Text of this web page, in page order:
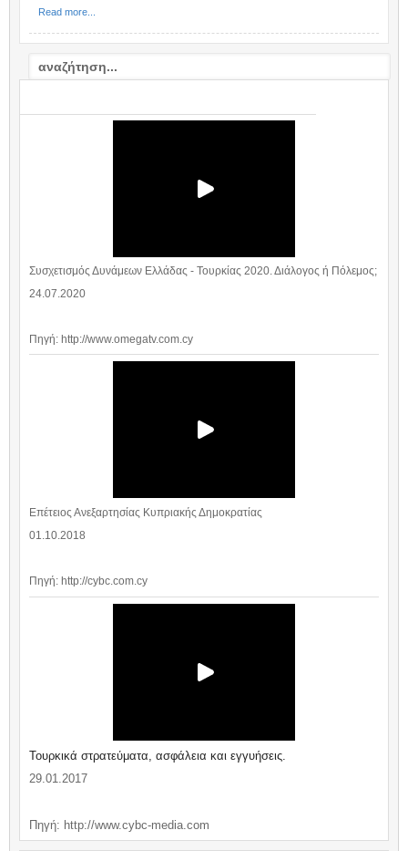
Read more...
Συσχετισμός Δυνάμεων Ελλάδας - Τουρκίας 2020. Διάλογος ή Πόλεμος;
24.07.2020
Πηγή: http://www.omegatv.com.cy
Επέτειος Ανεξαρτησίας Κυπριακής Δημοκρατίας
01.10.2018
Πηγή: http://cybc.com.cy
Τουρκικά στρατεύματα, ασφάλεια και εγγυήσεις.
29.01.2017
Πηγή: http://www.cybc-media.com